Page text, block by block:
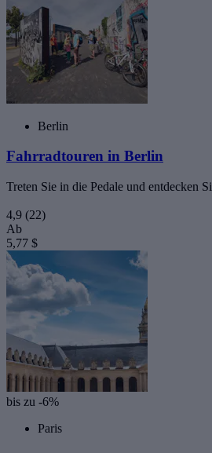
Berlin
Fahrradtouren in Berlin
Treten Sie in die Pedale und entdecken
4,9 (22)
Ab
5,77 $
bis zu -6%
Paris